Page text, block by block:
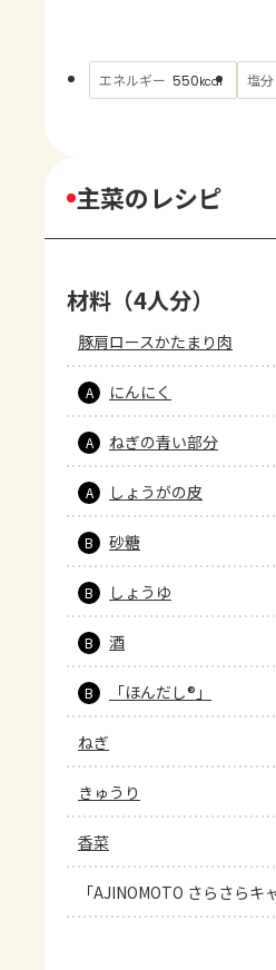
エネルギー 550kcal 塩分
主菜のレシピ
材料（4人分）
豚肩ロースかたまり肉
A にんにく
A ねぎの青い部分
A しょうがの皮
B 砂糖
B しょうゆ
B 酒
B 「ほんだし®」
ねぎ
きゅうり
香菜
「AJINOMOTO さらさらキ